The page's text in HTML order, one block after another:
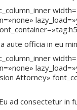
officia in eu
Attorney»
ad consectetur in